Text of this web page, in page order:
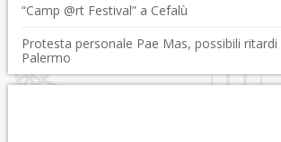
“Camp @rt Festival” a Cefalù
Protesta personale Pae Mas, possibili ritardi
Palermo